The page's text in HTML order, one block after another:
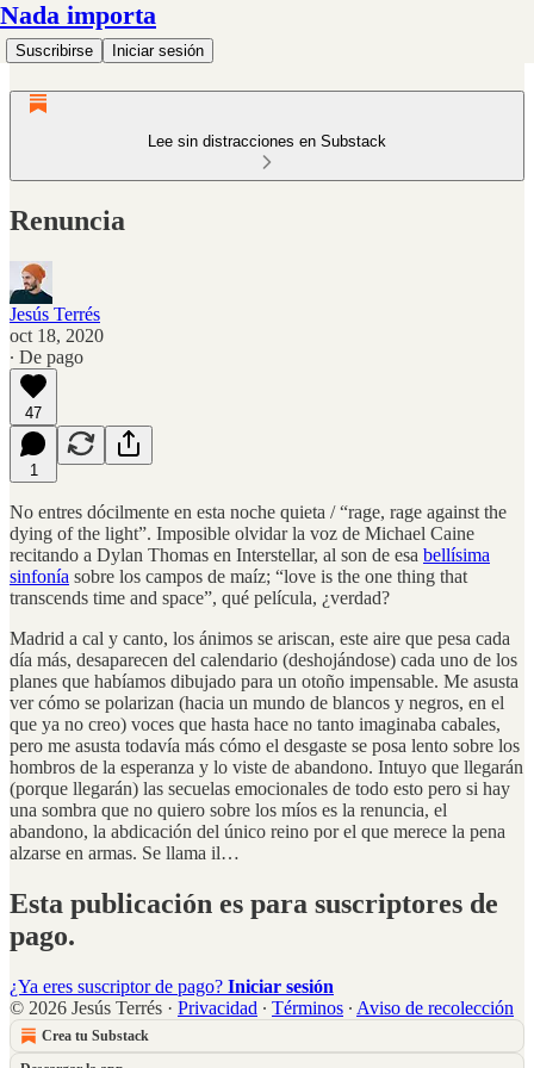
Nada importa
Suscribirse Iniciar sesión
Lee sin distracciones en Substack
Renuncia
Jesús Terrés
oct 18, 2020
∙ De pago
47
1
No entres dócilmente en esta noche quieta / “rage, rage against the
dying of the light”. Imposible olvidar la voz de Michael Caine
recitando a Dylan Thomas en Interstellar, al son de esa bellísima
sinfonía sobre los campos de maíz; “love is the one thing that
transcends time and space”, qué película, ¿verdad?
Madrid a cal y canto, los ánimos se ariscan, este aire que pesa cada
día más, desaparecen del calendario (deshojándose) cada uno de los
planes que habíamos dibujado para un otoño impensable. Me asusta
ver cómo se polarizan (hacia un mundo de blancos y negros, en el
que ya no creo) voces que hasta hace no tanto imaginaba cabales,
pero me asusta todavía más cómo el desgaste se posa lento sobre los
hombros de la esperanza y lo viste de abandono. Intuyo que llegarán
(porque llegarán) las secuelas emocionales de todo esto pero si hay
una sombra que no quiero sobre los míos es la renuncia, el
abandono, la abdicación del único reino por el que merece la pena
alzarse en armas. Se llama il…
Esta publicación es para suscriptores de
pago.
¿Ya eres suscriptor de pago? Iniciar sesión
© 2026 Jesús Terrés · Privacidad ∙ Términos ∙ Aviso de recolección
Crea tu Substack